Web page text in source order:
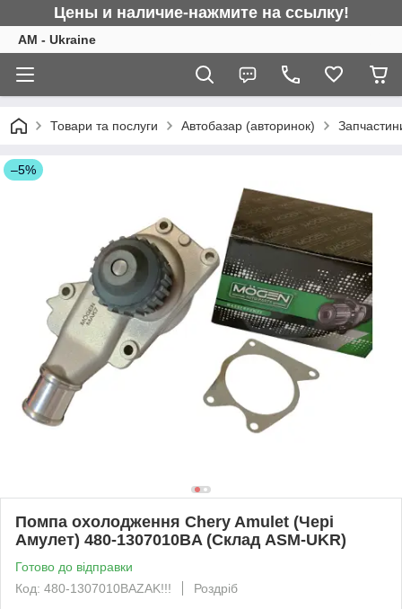
Цены и наличие-нажмите на ссылку!
AM - Ukraine
Товари та послуги Автобазар (авторинок)
–5%
Помпа охолодження Chery Amulet (Чері
Амулет) 480-1307010BA (Склад ASM-UKR)
Готово до відправки
Код: 480-1307010BAZAK!!!
Роздріб